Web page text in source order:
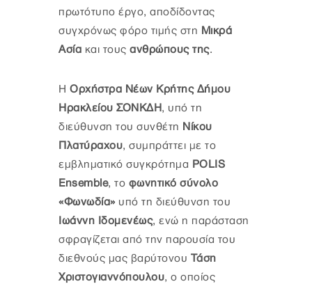
πρωτότυπο έργο, αποδίδοντας
συγχρόνως φόρο τιμής στη Μικρά
Ασία και τους ανθρώπους της.
Η Ορχήστρα Νέων Κρήτης Δήμου
Ηρακλείου ΣΟΝΚΔΗ, υπό τη
διεύθυνση του συνθέτη Νίκου
Πλατύραχου, συμπράττει με το
εμβληματικό συγκρότημα POLIS
Ensemble, το φωνητικό σύνολο
«Φωνωδία» υπό τη διεύθυνση του
Ιωάννη Ιδομενέως, ενώ η παράσταση
σφραγίζεται από την παρουσία του
διεθνούς μας βαρύτονου Τάση
Χριστογιαννόπουλου, ο οποίος